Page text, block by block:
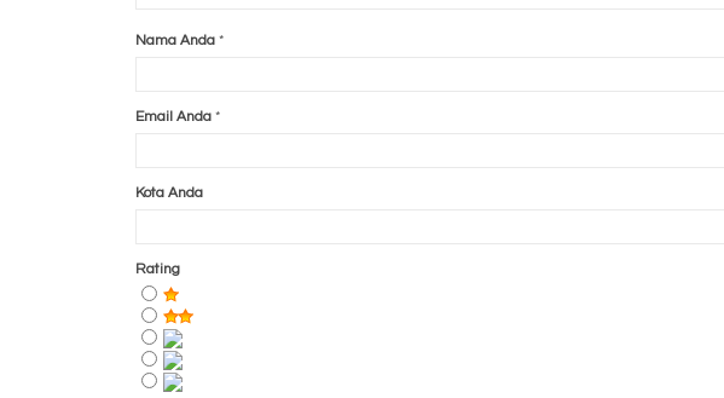
Nama Anda *
Email Anda *
Kota Anda
Rating